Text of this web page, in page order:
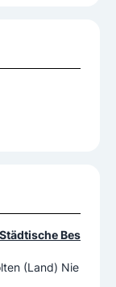
Bes
(Land) Nie